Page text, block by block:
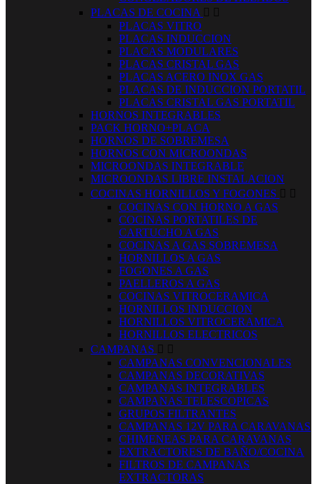
PLACAS DE COCINA  
PLACAS VITRO
PLACAS INDUCCION
PLACAS MODULARES
PLACAS CRISTAL GAS
PLACAS ACERO INOX GAS
PLACAS DE INDUCCION PORTATIL
PLACAS CRISTAL GAS PORTATIL
HORNOS INTEGRABLES
PACK HORNO+PLACA
HORNOS DE SOBREMESA
HORNOS CON MICROONDAS
MICROONDAS INTEGRABLE
MICROONDAS LIBRE INSTALACION
COCINAS HORNILLOS Y FOGONES  
COCINAS CON HORNO A GAS
COCINAS PORTATILES DE
CARTUCHO A GAS
COCINAS A GAS SOBREMESA
HORNILLOS A GAS
FOGONES A GAS
PAELLEROS A GAS
COCINAS VITROCERAMICA
HORNILLOS INDUCCION
HORNILLOS VITROCERAMICA
HORNILLOS ELECTRICOS
CAMPANAS  
CAMPANAS CONVENCIONALES
CAMPANAS DECORATIVAS
CAMPANAS INTEGRABLES
CAMPANAS TELESCOPICAS
GRUPOS FILTRANTES
CAMPANAS 12V PARA CARAVANAS
CHIMENEAS PARA CARAVANAS
EXTRACTORES DE BAÑO/COCINA
FILTROS DE CAMPANAS
EXTRACTORAS